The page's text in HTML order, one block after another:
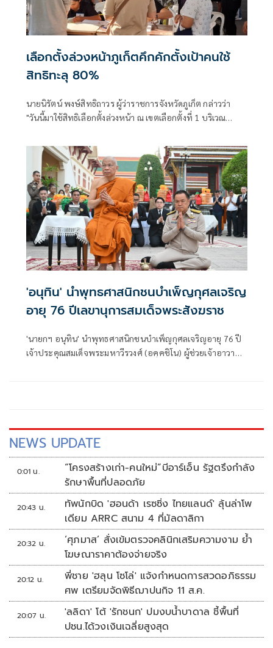
เลือกตั้งล่วงหน้าภูเก็ตคึกคักตั้งเป้าคนใช้
สิทธิทะลุ 80%
นายนิรัตน์ พงษ์สิทธิถาวร ผู้ว่าราชการจังหวัดภูเก็ต กล่าวว่า
"วันนี้มาใช้สิทธิเลือกตั้งล่วงหน้า ณ เขตเลือกตั้งที่ 1 บริเวณ
'อนุทิน' นำพุทธศาสนิกชนบำเพ็ญกุศลเจริญ
อายุ 76 ปีเลขานุการสมเด็จพระสังฆราช
'นายกฯ อนุทิน' นำพุทธศาสนิกชนบำเพ็ญกุศลเจริญอายุ 76 ปี
เจ้าประคุณสมเด็จพระมหาวีรวงศ์ (อคฺคชิโน) ผู้ช่วยเจ้าอาวาส
NEWS UPDATE
0:01 น.
“โครงสร้างเก่า-คนใหม่”บีอาร์เอ็น รัฐตรึงกำลัง
รักษาพื้นที่ปลอดภัย
20:43 น.
ทัพนักบิด 'ฮอนด้า เรซซิ่ง ไทยแลนด์' ลุ้นล่าโพ
เดียม ARRC สนาม 4 ที่มัลดาลิกา
20:32 น.
‘ศุภมาส’ สั่งเข้มตรวจคลินิกเสริมความงาม ย้ำ
โฆษณาราคาต้องจ่ายจริง
20:12 น.
พี่ชาย 'ฮลุน โซโล่' แจ้งกำหนดการสวดอภิธรรม
ศพ เตรียมจัดพิธีฌาปนกิจ 11 ส.ค.
20:07 น.
'ลลิดา' โต้ 'รักชนก' ปมงบน้ำบาดาล ชี้พื้นที่
ปชน.ได้วงเงินเฉลี่ยสูงสุด